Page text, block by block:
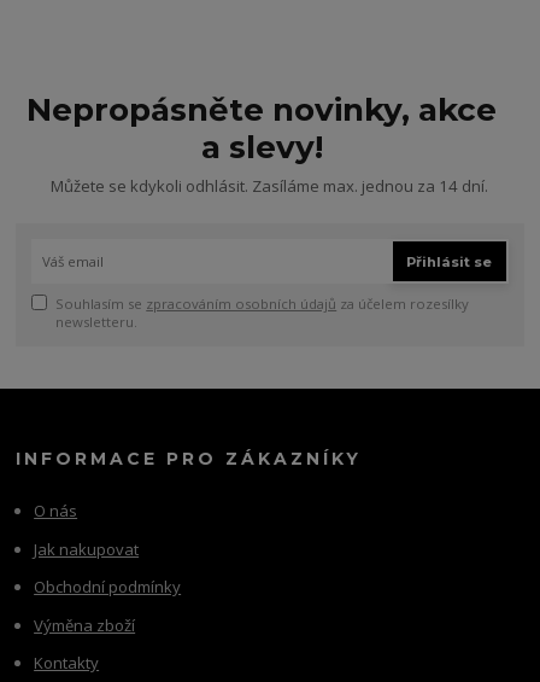
Nepropásněte novinky, akce
a slevy!
Můžete se kdykoli odhlásit. Zasíláme max. jednou za 14 dní.
Přihlásit se
Souhlasím se zpracováním osobních údajů za účelem rozesílky
newsletteru.
INFORMACE PRO ZÁKAZNÍKY
O nás
Jak nakupovat
Obchodní podmínky
Výměna zboží
Kontakty